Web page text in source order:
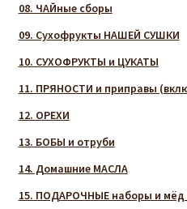
08. ЧАЙные сборы
09. Сухофрукты НАШЕЙ СУШКИ
10. СУХОФРУКТЫ и ЦУКАТЫ
11. ПРЯНОСТИ и приправы
12. ОРЕХИ
13. БОБЫ и отруби
14. Домашние МАСЛА
15. ПОДАРОЧНЫЕ наборы и мёд